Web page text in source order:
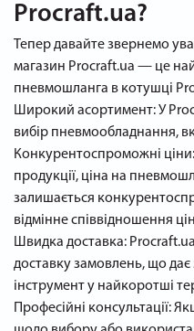
Procraft.ua?
Тепер давайте звернемо
магазин Procraft.ua — це
пневмошланга в котушці
Широкий асортимент: У
вибір пневмообладнання,
Конкурентоспроможні
продукції, ціна на
залишається
відмінне співвідношення
Швидка доставка:
доставку замовлень, що
інструмент у найкоротші
Професійні консультації: